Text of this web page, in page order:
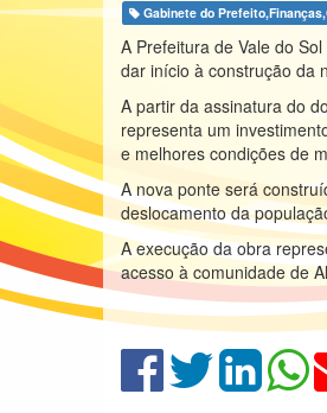
Gabinete do
A Prefeitura de Vale do
dar início à construção da
A partir da assinatura do
representa um
e melhores condições de
A nova ponte será
deslocamento da
A execução da obra
acesso à comunidade de